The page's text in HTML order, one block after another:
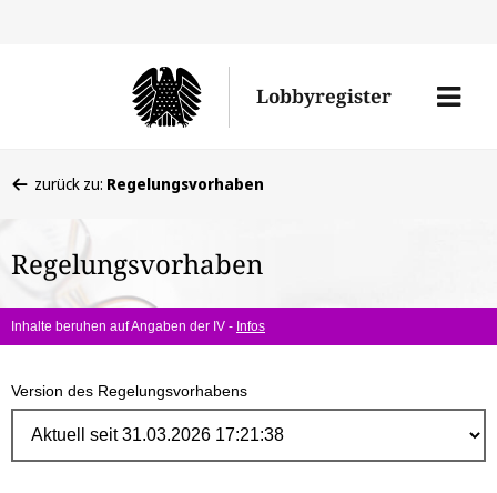
Lobbyregister
Menü
befinden
hier:
zurück zu: Regelungsvorhaben
Regelungsvorhaben
Inhalte beruhen auf Angaben der IV - Infos
Version des Regelungsvorhabens